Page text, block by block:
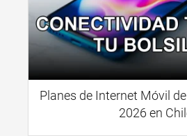
Planes de Internet Móvil
2026 en